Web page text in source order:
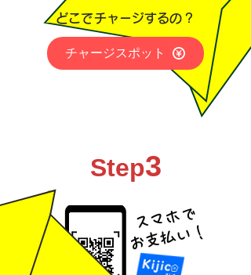
​どこでチャージするの？
チャージスポット
Step3
スマホで
お支払い！